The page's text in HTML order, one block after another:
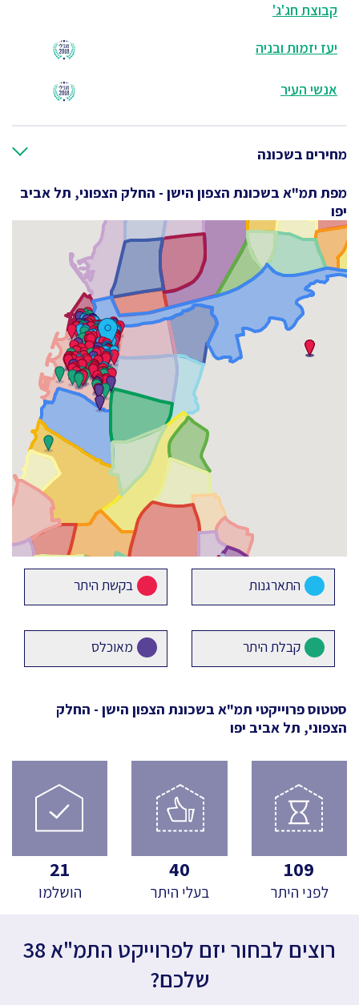
קבוצת חג'ג'
יעז יזמות ובניה
אנשי העיר
מחירים בשכונה
מפת תמ"א בשכונת הצפון הישן - החלק הצפוני, תל אביב
יפו
התארגנות בקשת היתר
קבלת היתר מאוכלס
סטטוס פרוייקטי תמ"א בשכונת הצפון הישן - החלק
הצפוני, תל אביב יפו
109
לפני היתר
40
בעלי היתר
21
הושלמו
רוצים לבחור יזם לפרוייקט התמ"א 38
שלכם?